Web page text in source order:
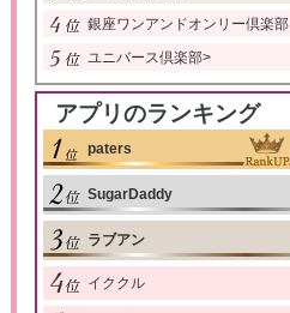
銀座ワンアンドオンリー倶楽部
ユニバース倶楽部>
アプリのランキング
paters
SugarDaddy
ラブアン
イククル